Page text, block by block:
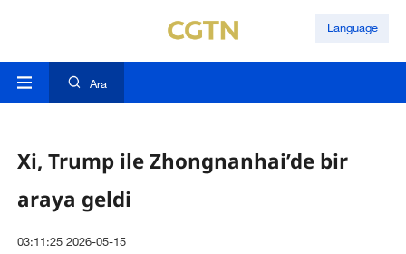
Language
Ara
Xi, Trump ile Zhongnanhai’de bir
araya geldi
03:11:25 2026-05-15